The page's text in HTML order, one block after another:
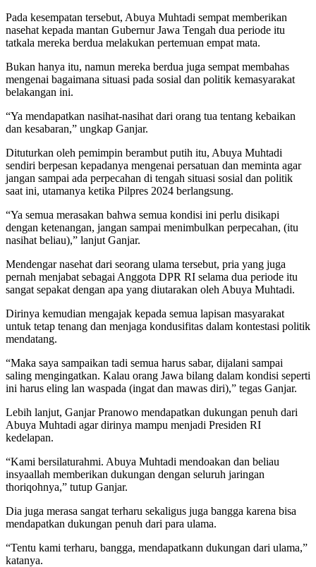
Pada kesempatan tersebut, Abuya Muhtadi sempat memberikan
nasehat kepada mantan Gubernur Jawa Tengah dua periode itu
tatkala mereka berdua melakukan pertemuan empat mata.
Bukan hanya itu, namun mereka berdua juga sempat membahas
mengenai bagaimana situasi pada sosial dan politik kemasyarakat
belakangan ini.
“Ya mendapatkan nasihat-nasihat dari orang tua tentang kebaikan
dan kesabaran,” ungkap Ganjar.
Dituturkan oleh pemimpin berambut putih itu, Abuya Muhtadi
sendiri berpesan kepadanya mengenai persatuan dan meminta agar
jangan sampai ada perpecahan di tengah situasi sosial dan politik
saat ini, utamanya ketika Pilpres 2024 berlangsung.
“Ya semua merasakan bahwa semua kondisi ini perlu disikapi
dengan ketenangan, jangan sampai menimbulkan perpecahan, (itu
nasihat beliau),” lanjut Ganjar.
Mendengar nasehat dari seorang ulama tersebut, pria yang juga
pernah menjabat sebagai Anggota DPR RI selama dua periode itu
sangat sepakat dengan apa yang diutarakan oleh Abuya Muhtadi.
Dirinya kemudian mengajak kepada semua lapisan masyarakat
untuk tetap tenang dan menjaga kondusifitas dalam kontestasi politik
mendatang.
“Maka saya sampaikan tadi semua harus sabar, dijalani sampai
saling mengingatkan. Kalau orang Jawa bilang dalam kondisi seperti
ini harus eling lan waspada (ingat dan mawas diri),” tegas Ganjar.
Lebih lanjut, Ganjar Pranowo mendapatkan dukungan penuh dari
Abuya Muhtadi agar dirinya mampu menjadi Presiden RI
kedelapan.
“Kami bersilaturahmi. Abuya Muhtadi mendoakan dan beliau
insyaallah memberikan dukungan dengan seluruh jaringan
thoriqohnya,” tutup Ganjar.
Dia juga merasa sangat terharu sekaligus juga bangga karena bisa
mendapatkan dukungan penuh dari para ulama.
“Tentu kami terharu, bangga, mendapatkann dukungan dari ulama,”
katanya.